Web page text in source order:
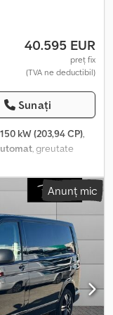
40.595 EUR
preț fix
(TVA ne deductibil)
Sunați
150 kW (203,94 CP),
, greutate
6, culoare:negru,
ABS, aer
integrală,
autocar
8553 - Stare
- Alcantara -
extensibilă între
- Cameră pentru
- Aer
Anunț mic